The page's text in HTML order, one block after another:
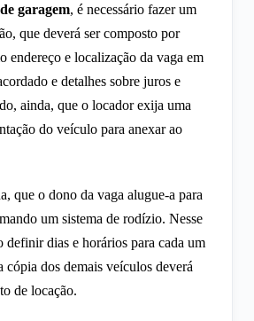
garagem, é necessário fazer um
que deverá ser composto por
endereço e localização da vaga em
e detalhes sobre juros e
ainda, que o locador exija uma
do veículo para anexar ao
que o dono da vaga alugue-a para
um sistema de rodízio. Nesse
definir dias e horários para cada um
cópia dos demais veículos deverá
de locação.